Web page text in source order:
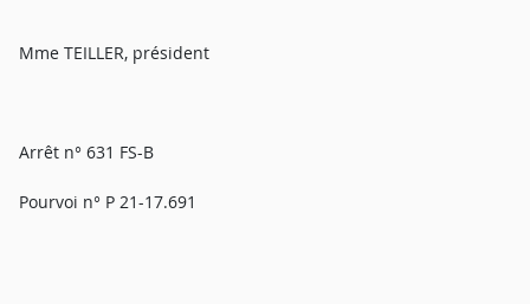
Mme TEILLER, président
Arrêt n° 631 FS-B
Pourvoi n° P 21-17.691